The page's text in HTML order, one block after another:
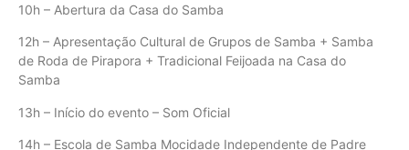
10h – Abertura da Casa do Samba
12h – Apresentação Cultural de Grupos de Samba + Samba
de Roda de Pirapora + Tradicional Feijoada na Casa do
Samba
13h – Início do evento – Som Oficial
14h – Escola de Samba Mocidade Independente de Padre